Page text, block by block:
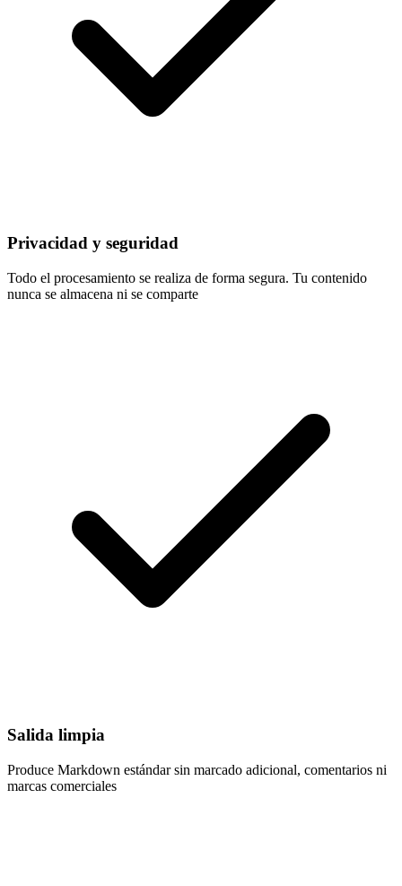
Privacidad y seguridad
Todo el procesamiento se realiza de forma segura. Tu contenido
nunca se almacena ni se comparte
Salida limpia
Produce Markdown estándar sin marcado adicional, comentarios ni
marcas comerciales